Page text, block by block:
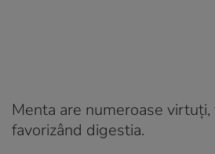
Menta are numeroase
favorizând digestia.